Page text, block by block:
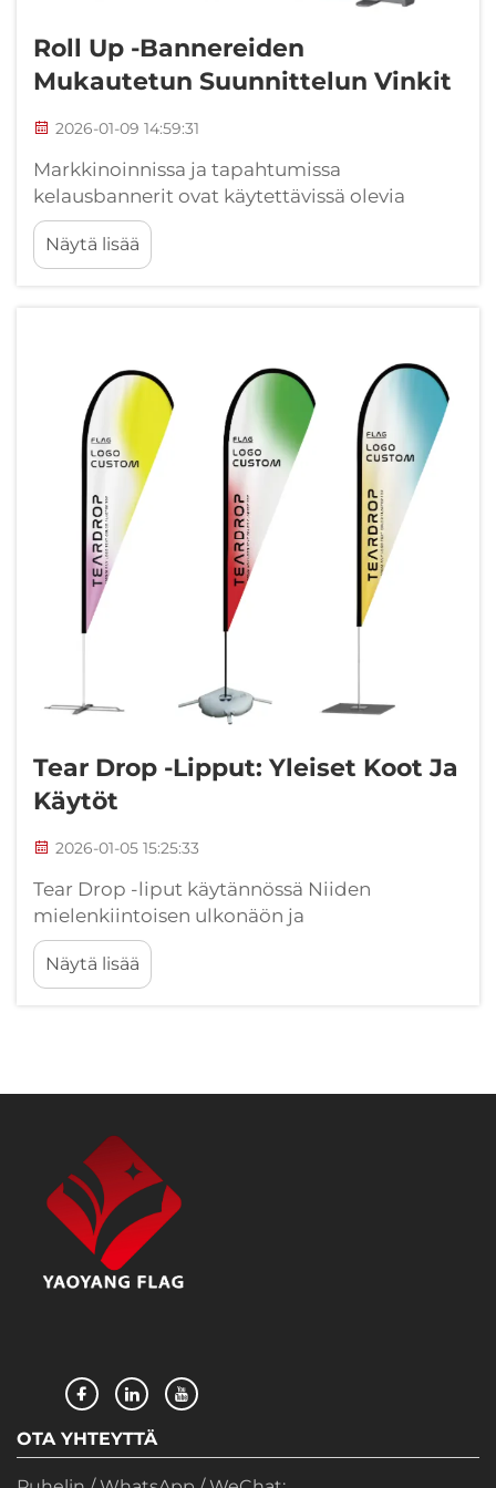
Roll Up -bannereiden
Mukautetun Suunnittelun Vinkit
2026-01-09 14:59:31
Markkinoinnissa ja tapahtumissa
kelausbannerit ovat käytettävissä olevia
hyödyllisimpiä ja tehokkaimpia vaihtoehtoja.
Messut, tuotejulkistukset ja
mainostapahtumat hyötyvät esimerkiksi
Näytä lisää
Tear Drop -lipput: Yleiset Koot Ja
Käytöt
2026-01-05 15:25:33
Tear Drop -liput käytännössä Niiden
mielenkiintoisen ulkonäön ja
kannettavuuden vuoksi Tear Drop -lippuja
valitsevat usein yritykset ja
tapahtumajärjestäjät. Viimeisen
Näytä lisää
OTA YHTEYTTÄ